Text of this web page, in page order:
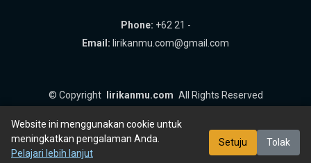
Phone: +62 21 -
Email: lirikanmu.com@gmail.com
© Copyright lirikanmu.com All Rights Reserved
Website ini menggunakan cookie untuk
meningkatkan pengalaman Anda.
Pelajari lebih lanjut
Setuju Tolak